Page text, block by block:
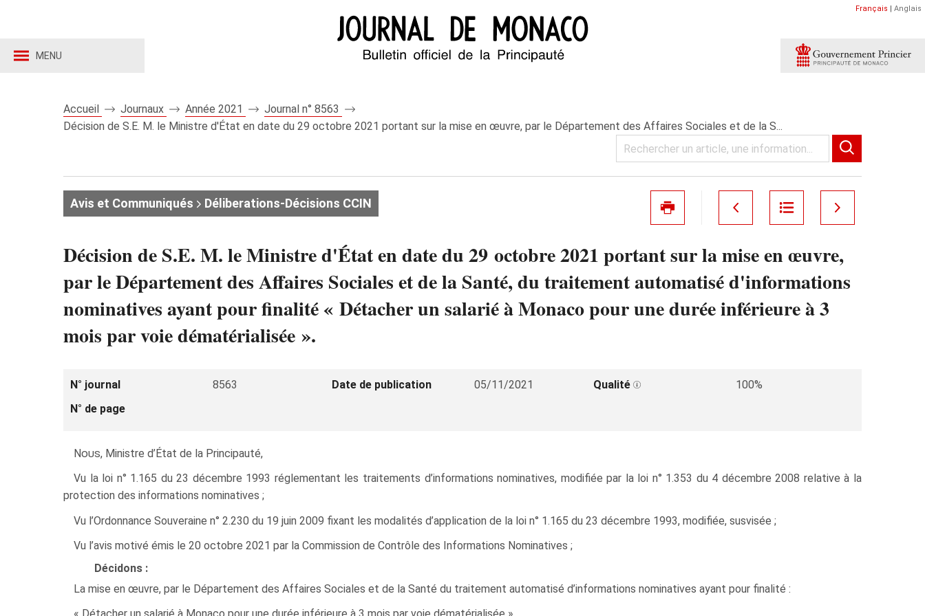
MENU
Français | Anglais
Accueil Journaux Année 2021
Journal n° 8563
Décision de S.E. M. le Ministre d'État en date du 29 octobre 2021 portant sur la mise en œuvre, par le Département des Affaires Sociales et de la S...
Avis et Communiqués Déliberations-Décisions CCIN
Décision de S.E. M. le Ministre d'État en date du 29 octobre 2021 portant sur la mise en œuvre,
par le Département des Affaires Sociales et de la Santé, du traitement automatisé d'informations
nominatives ayant pour finalité « Détacher un salarié à Monaco pour une durée inférieure à 3
mois par voie dématérialisée ».
N° journal 8563 Date de publication 05/11/2021 Qualité
100%
N° de page
Nous, Ministre d’État de la Principauté,
Vu la loi n° 1.165 du 23 décembre 1993 réglementant les traitements d’informations nominatives, modifiée par la loi n° 1.353 du 4 décembre 2008 relative à la
protection des informations nominatives ;
Vu l’Ordonnance Souveraine n° 2.230 du 19 juin 2009 fixant les modalités d’application de la loi n° 1.165 du 23 décembre 1993, modifiée, susvisée ;
Vu l’avis motivé émis le 20 octobre 2021 par la Commission de Contrôle des Informations Nominatives ;
Décidons :
La mise en œuvre, par le Département des Affaires Sociales et de la Santé du traitement automatisé d’informations nominatives ayant pour finalité :